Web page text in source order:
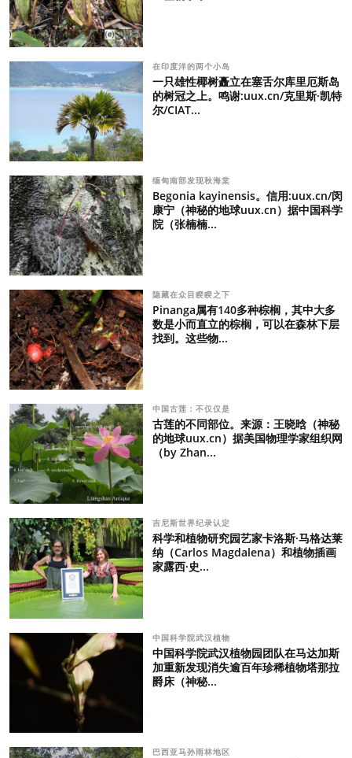
在印度洋的两个小岛
一只雄性椰树矗立在塞舌尔库里厄斯岛
的树冠之上。鸣谢:uux.cn/克里斯·凯特
尔/CIAT...
缅甸南部发现秋海棠
Begonia kayinensis。信用:uux.cn/闵
康宁（神秘的地球uux.cn）据中国科学
院（张楠楠...
隐藏在众目睽睽之下
Pinanga属有140多种棕榈，其中大多
数是小而直立的棕榈，可以在森林下层
找到。这些物...
中国古莲：不仅仅是
古莲的不同部位。来源：王晓晗（神秘
的地球uux.cn）据美国物理学家组织网
（by Zhan...
吉尼斯世界纪录认定
科学和植物研究园艺家卡洛斯·马格达莱
纳（Carlos Magdalena）和植物插画
家露西·史...
中国科学院武汉植物
中国科学院武汉植物园团队在马达加斯
加重新发现消失逾百年珍稀植物塔那拉
爵床（神秘...
巴西亚马孙雨林地区